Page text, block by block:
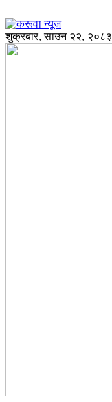
शुक्रबार,साउन २२, २०८३